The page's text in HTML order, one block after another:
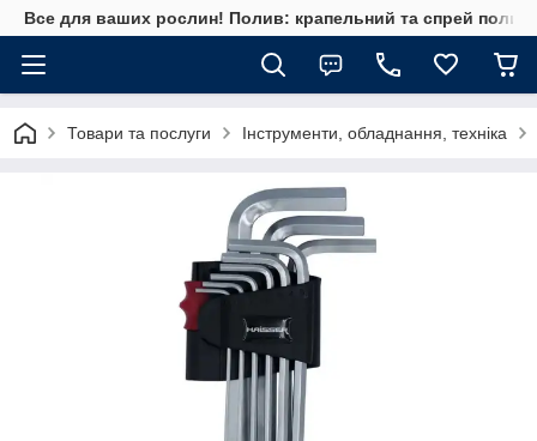
Все для ваших рослин! Полив: крапельний та спрей полив,
Товари та послуги Інструменти, обладнання, техніка